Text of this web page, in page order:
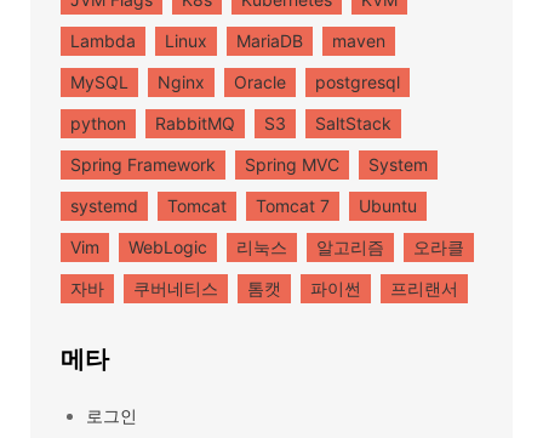
Lambda
Linux MariaDB
maven
MySQL
Nginx Oracle
postgresql
python
RabbitMQ S3
SaltStack
Spring Framework
Spring MVC
System
systemd
Tomcat Tomcat 7
Ubuntu
Vim
WebLogic 리눅스 알고리즘
오라클
자바
쿠버네티스 톰캣 파이썬 프리랜서
메타
로그인